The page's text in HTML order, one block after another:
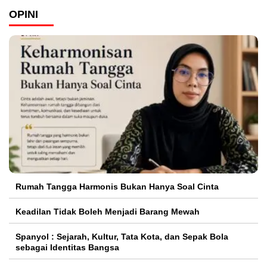
OPINI
Rumah Tangga Harmonis Bukan Hanya Soal Cinta
Keadilan Tidak Boleh Menjadi Barang Mewah
Spanyol : Sejarah, Kultur, Tata Kota, dan Sepak Bola
sebagai Identitas Bangsa